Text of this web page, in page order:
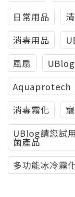
日常用品
消毒用品
風扇
Aquaprotech
消毒霧化
UBlog請您試
菌產品
多功能冰冷霧